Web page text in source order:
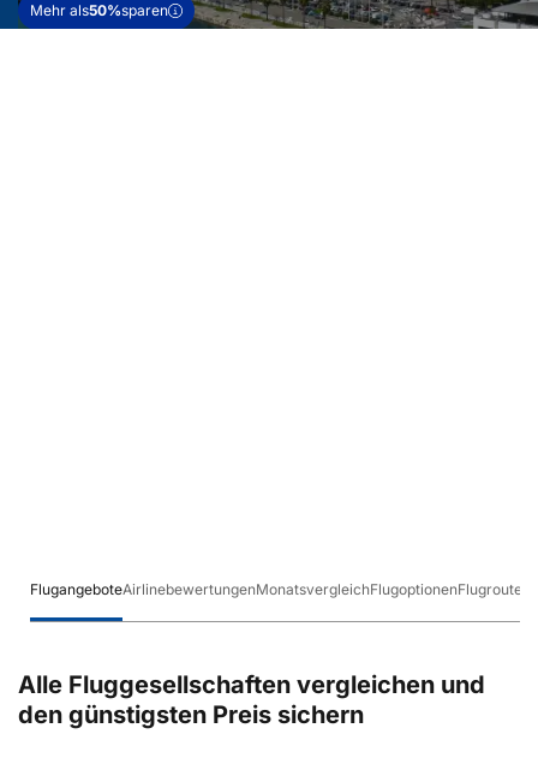
Mehr als50%sparen
FlugangeboteAirlinebewertungenMonatsvergleichFlugoptionenFlugrouten
Alle Fluggesellschaften vergleichen und
den günstigsten Preis sichern